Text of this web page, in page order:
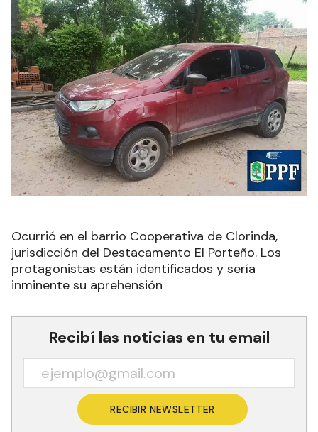
Ocurrió en el barrio Cooperativa de Clorinda,
jurisdicción del Destacamento El Porteño. Los
protagonistas están identificados y sería
inminente su aprehensión
Recibí las noticias en tu email
RECIBIR NEWSLETTER